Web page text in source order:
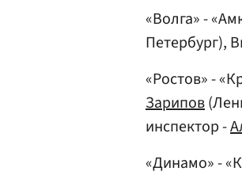
«Волга» -
Петербург),
«Ростов» -
Зарипов
инспектор -
«Динамо» -